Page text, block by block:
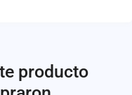
producto